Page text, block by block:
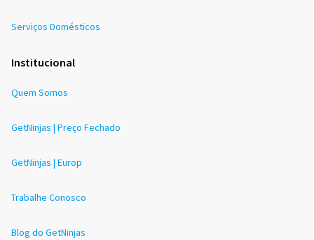
Serviços Domésticos
Institucional
Quem Somos
GetNinjas | Preço Fechado
GetNinjas | Europ
Trabalhe Conosco
Blog do GetNinjas